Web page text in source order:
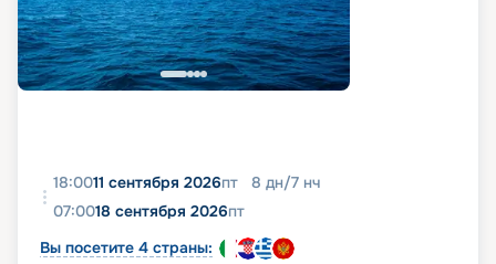
18:0011 сентября 2026пт 8 дн/7 нч
07:0018 сентября 2026пт
Вы посетите 4 страны: